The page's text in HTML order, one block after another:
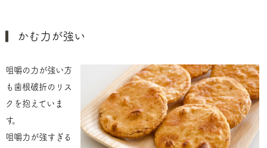
かむ力が強い
咀嚼の力が強い方
も歯根破折のリス
クを抱えていま
す。
咀嚼力が強すぎる